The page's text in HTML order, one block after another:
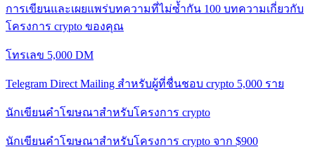
การเขียนและเผยแพร่บทความที่ไม่ซ้ำกัน 100 บทความเกี่ยวกับ
โครงการ crypto ของคุณ
โทรเลข 5,000 DM
Telegram Direct Mailing สำหรับผู้ที่ชื่นชอบ crypto 5,000 ราย
นักเขียนคำโฆษณาสำหรับโครงการ crypto
นักเขียนคำโฆษณาสำหรับโครงการ crypto จาก $900